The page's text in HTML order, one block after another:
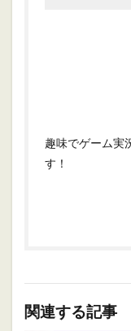
趣味でゲーム実
す！
関連する記事